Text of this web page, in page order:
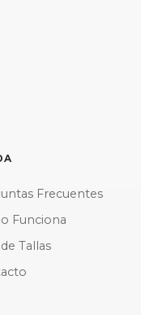
Frecuentes
Funciona
Tallas